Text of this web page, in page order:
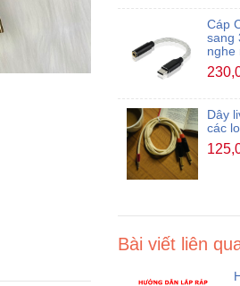
Cáp
sang
nghe
Dây
các
Bài viết liên